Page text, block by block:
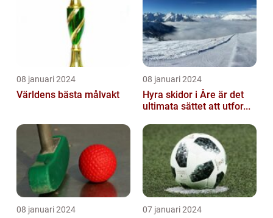
08 januari 2024
Världens bästa målvakt
08 januari 2024
Hyra skidor i Åre är det
ultimata sättet att utfor...
08 januari 2024 07 januari 2024